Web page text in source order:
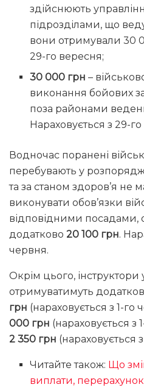
здійснюють
підрозділами, що
вони отримували 30
29-го вересня;
30 000 грн –
виконання бойових
поза районами
Нараховується з 29-
Водночас поранені
перебувають у
та за станом здоров’я не
виконувати обов’язки
відповідними посадами,
додатково 20 100 грн.
червня.
Окрім цього, інструктори
отримуватимуть
грн (нараховується з 1-
000 грн (нараховується з
2 350 грн (нараховується
Читайте також: Що
виплати,